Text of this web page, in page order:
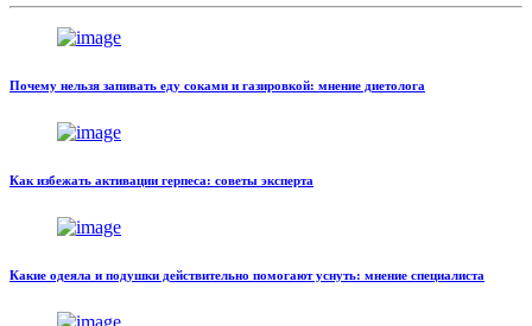
Почему нельзя запивать еду соками и газировкой: мнение диетолога
Как избежать активации герпеса: советы эксперта
Какие одеяла и подушки действительно помогают уснуть: мнение специалиста